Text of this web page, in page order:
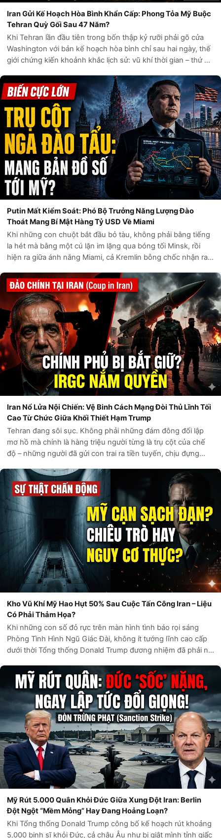
Iran Gửi Kế Hoạch Hòa Bình Khẩn Cấp: Phong Tỏa Mỹ Buộc
Tehran Quỳ Gối Sau 47 Năm?
Khi Tehran lần đầu tiên trong bốn thập kỷ rưỡi phải gõ cửa
Washington với bản kế hoạch hòa bình chỉ sau hai ngày, thế
giới chứng kiến khoảnh khắc lịch sử: vũ khí thời gian – thứ đã
hoảng con tin...
Putin Mất Kiểm Soát: Phó Bộ Trưởng Năng Lượng Đào
Thoát Mang Bí Mật Hàng Tỷ USD Về Miami
Khi những con chuột bắt đầu bỏ tàu, không phải bằng tiếng
la hét mà bằng một cú lặn im lặng qua bóng tối Minsk, rồi
hiện ra giữa ánh nắng Miami, cả Kremlin bỗng chốc nhận ra:
kỷ rưỡi giờ đây...
Iran Nổ Lửa Nội Chiến: Vệ Binh Cách Mạng Đòi Thủ Lĩnh Tối
Cao Từ Chức Giữa Khối Thiết Hạm Trump
Tehran đang sôi sục. Không phải những đám đông đối lập
mơ hồ mà chính là hàng triệu người từng là trụ cột của chế
độ – những người đã gửi con trai ra tiền tuyến, chịu đựng
lùi bước” suốt 47 năm...
Kho Vũ Khí Mỹ Hao Hụt 50% Sau Cuộc Tấn Công Iran – Liệu
Có Phải Thảm Họa?
Khi những con số đỏ rực trên màn hình tình báo rọi sáng
Phòng Tình Hình Ngũ Giác Đài, không ít tướng lĩnh cao cấp
dưới thời Tổng thống Donald Trump đương nhiệm đã phải nín
nhằm vào Iran – một...
Mỹ Rút 5.000 Quân Khỏi Đức Giữa Xung Đột Iran: Berlin
Đột Ngột “Mềm Mỏng” Hay Đang Hoảng Loạn?
Khi Tổng thống Donald Trump công bố kế hoạch rút khoảng
5.000 binh sĩ khỏi Đức, cả châu Âu như bị giật mình tỉnh giấc